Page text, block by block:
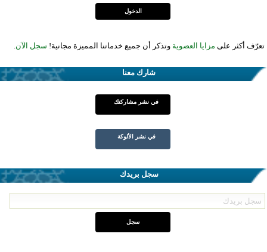
تعرّف أكثر على مزايا العضوية وتذكر أن جميع خدماتنا المميزة مجانية! سجل الآن
شارك معنا
في نشر مشاركتك
في نشر الألوكة
سجل بريدك